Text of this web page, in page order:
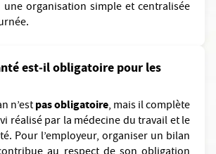
organisation simple et centralisée
est‑il obligatoire pour les
n’estpas obligatoire, mais il complète
réalisé par la médecine du travail et le
Pour l’employeur, organiser un bilan